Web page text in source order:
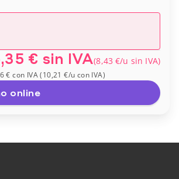
€ sin IVA(8,43 €/u sin IVA)
€ con IVA(10,21 €/u con IVA)
online